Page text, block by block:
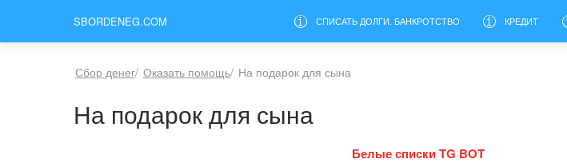
SBORDENEG.COM СПИСАТЬ ДОЛГИ. БАНКРОТСТВО КРЕДИТ
Сбор денег/ Оказать помощь/ На подарок для сына
На подарок для сына
Белые списки TG BOT